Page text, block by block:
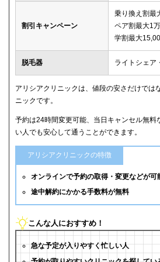
割引キャンペーン
乗り換え割最
ペア割最大1万
学割最大
脱毛器 ライトシェア
アリシアクリニックは、値段の安さだけでは
ニックです。
予約は24時間変更可能、当日キャンセル無料
い人でも安心して通うことができます。
アリシアクリニックの特徴
オンラインで予約の取得・変更などが可
途中解約にかかる手数料が無料
こんな人におすすめ！
急な予定が入りやすく忙しい人